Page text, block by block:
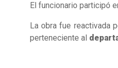
El funcionario participó
La obra fue reactivada
perteneciente al